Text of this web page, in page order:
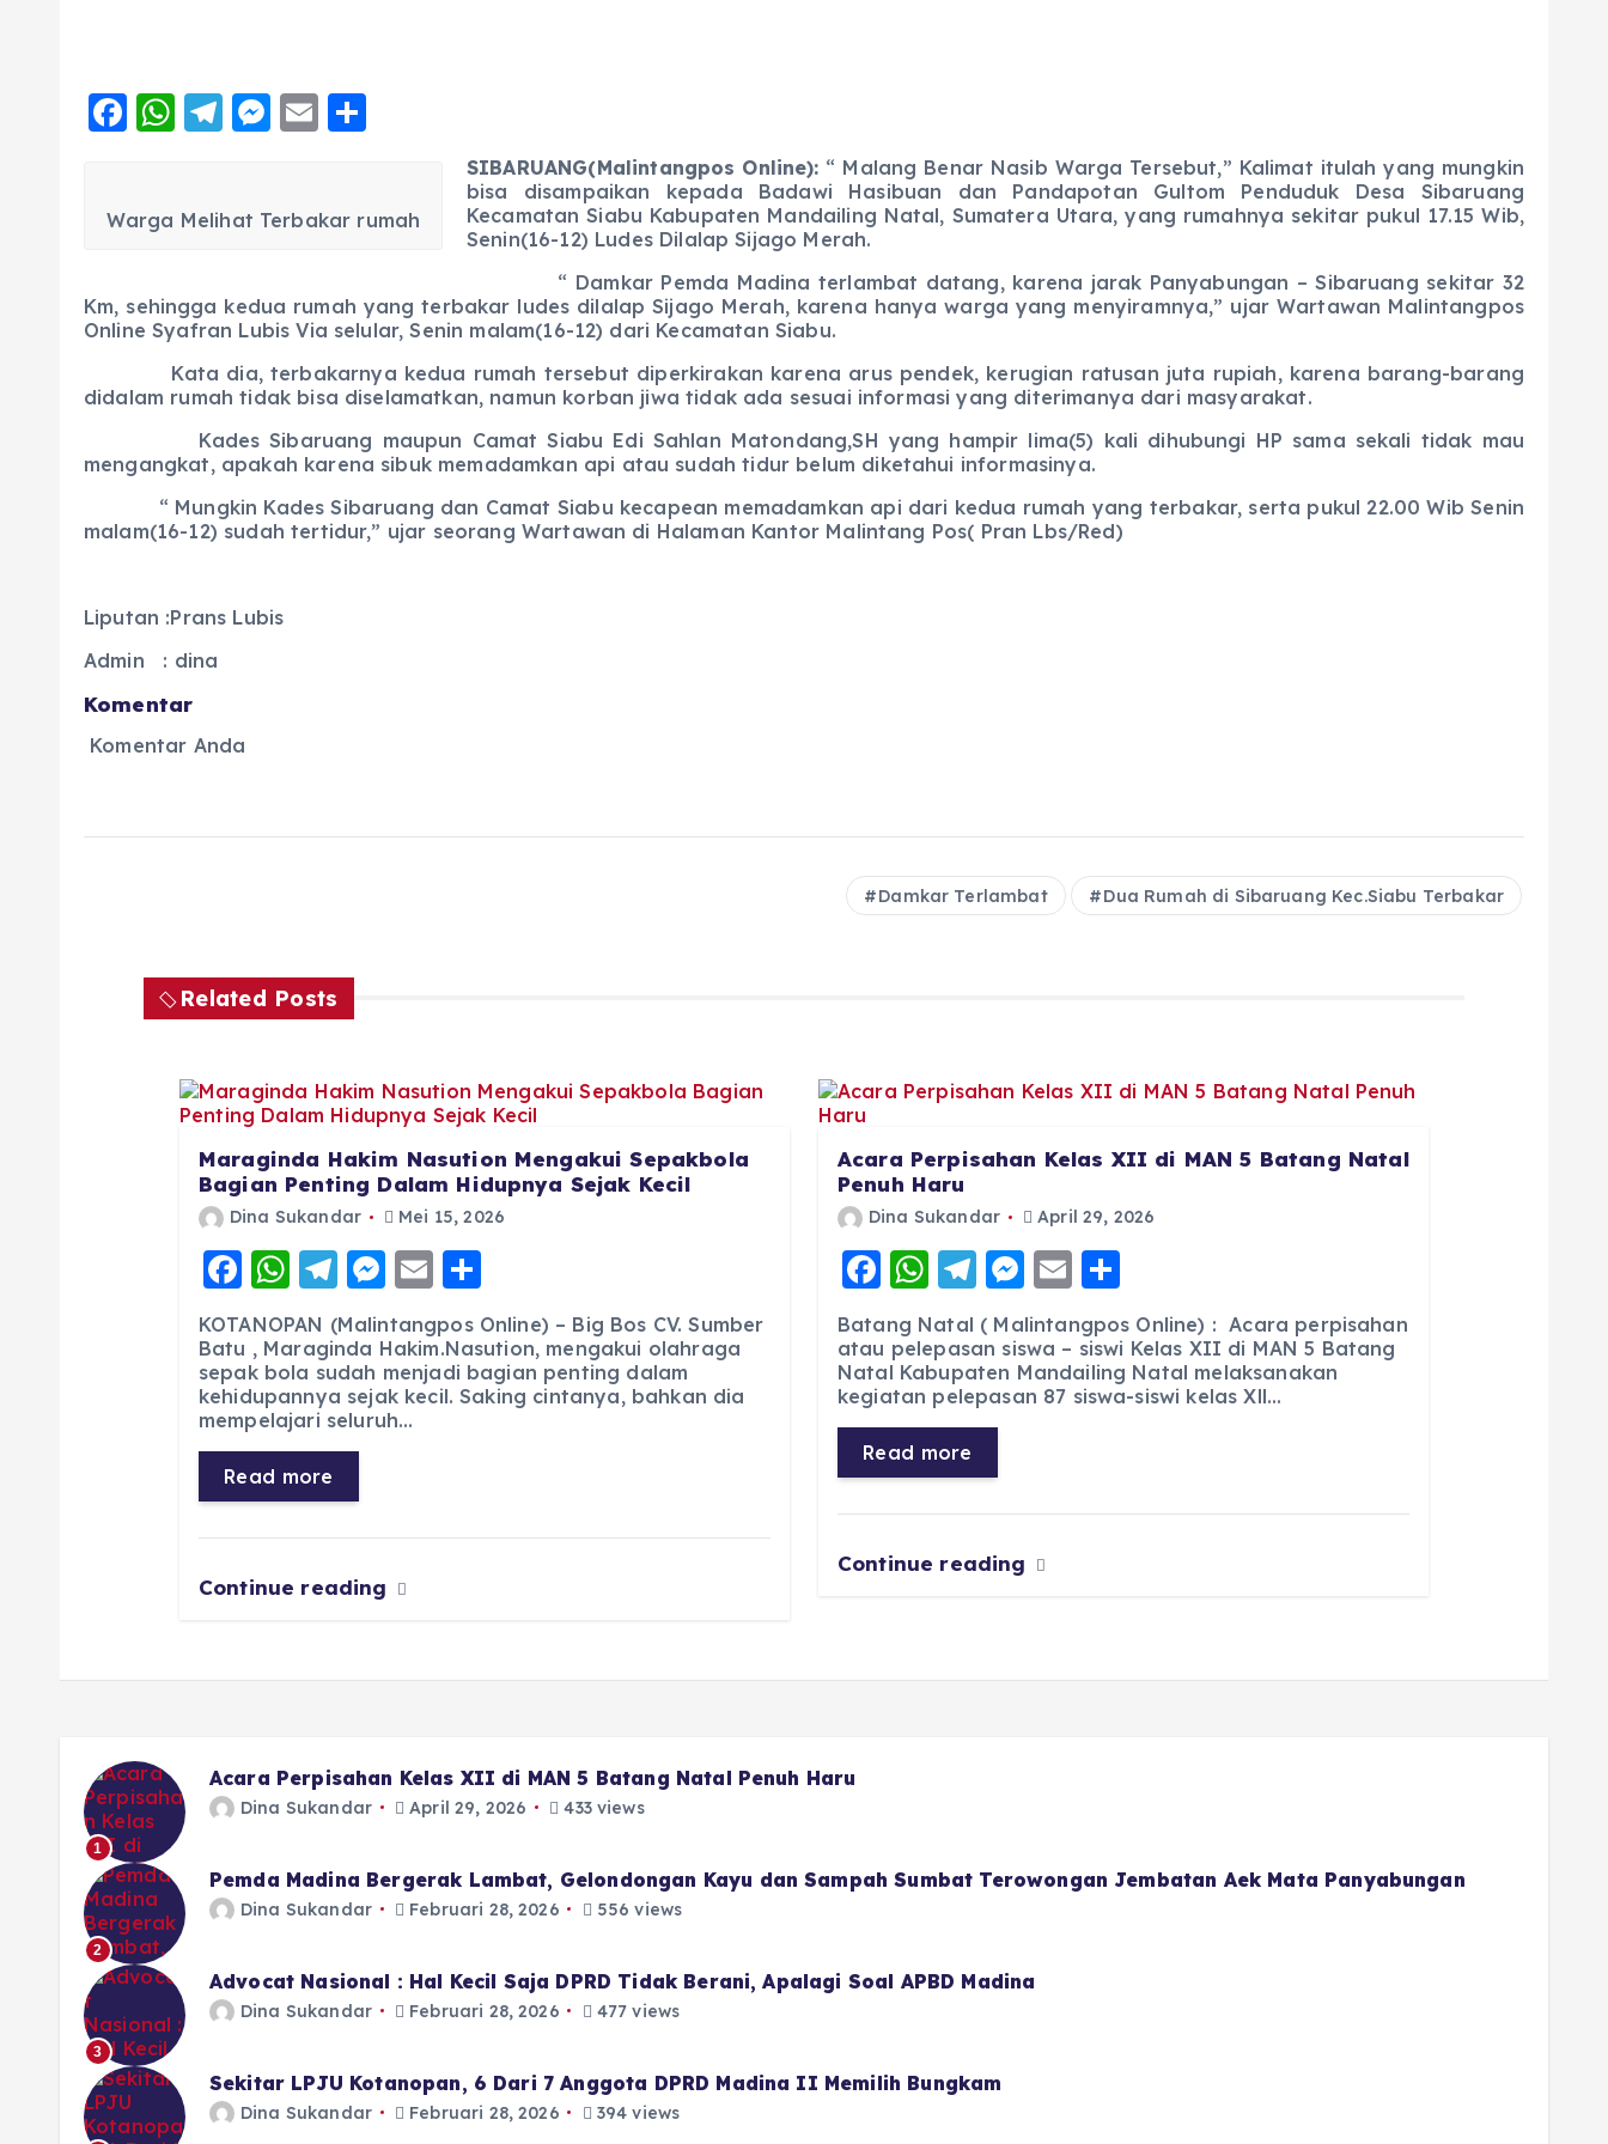
F
e
o
o
k
W
ts
p
p
T
g
a
m
M
e
g
er
E
l
re
Warga Melihat Terbakar rumah
SIBARUANG(Malintangpos Online): “ Malang Benar Nasib Warga Tersebut,” Kalimat itulah yang mungkin
bisa disampaikan kepada Badawi Hasibuan dan Pandapotan Gultom Penduduk Desa Sibaruang
Kecamatan Siabu Kabupaten Mandailing Natal, Sumatera Utara, yang rumahnya sekitar pukul 17.15 Wib,
Senin(16-12) Ludes Dilalap Sijago Merah.
“ Damkar Pemda Madina terlambat datang, karena jarak Panyabungan – Sibaruang sekitar 32
Km, sehingga kedua rumah yang terbakar ludes dilalap Sijago Merah, karena hanya warga yang menyiramnya,” ujar Wartawan Malintangpos
Online Syafran Lubis Via selular, Senin malam(16-12) dari Kecamatan Siabu.
Kata dia, terbakarnya kedua rumah tersebut diperkirakan karena arus pendek, kerugian ratusan juta rupiah, karena barang-barang
didalam rumah tidak bisa diselamatkan, namun korban jiwa tidak ada sesuai informasi yang diterimanya dari masyarakat.
Kades Sibaruang maupun Camat Siabu Edi Sahlan Matondang,SH yang hampir lima(5) kali dihubungi HP sama sekali tidak mau
mengangkat, apakah karena sibuk memadamkan api atau sudah tidur belum diketahui informasinya.
“ Mungkin Kades Sibaruang dan Camat Siabu kecapean memadamkan api dari kedua rumah yang terbakar, serta pukul 22.00 Wib Senin
malam(16-12) sudah tertidur,” ujar seorang Wartawan di Halaman Kantor Malintang Pos( Pran Lbs/Red)
Liputan :Prans Lubis
Admin : dina
Komentar
Komentar Anda
Damkar Terlambat Dua Rumah di Sibaruang Kec.Siabu Terbakar
Related Posts
Maraginda Hakim Nasution Mengakui Sepakbola
Bagian Penting Dalam Hidupnya Sejak Kecil
Dina Sukandar Mei 15, 2026
F
a
c
e
b
o
o
k
W
h
a
ts
A
p
p
T
el
e
g
r
a
m
M
e
ss
e
n
E
ai
l
h
a
re
KOTANOPAN (Malintangpos Online) – Big Bos CV. Sumber
Batu , Maraginda Hakim.Nasution, mengakui olahraga
sepak bola sudah menjadi bagian penting dalam
kehidupannya sejak kecil. Saking cintanya, bahkan dia
mempelajari seluruh…
Read more
Continue reading
Acara Perpisahan Kelas XII di MAN 5 Batang Natal
Penuh Haru
Dina Sukandar April 29, 2026
F
c
e
b
o
W
h
a
ts
A
p
T
el
e
g
r
M
e
ss
e
E
ai
l
h
a
re
Batang Natal ( Malintangpos Online) : Acara perpisahan
atau pelepasan siswa – siswi Kelas XII di MAN 5 Batang
Natal Kabupaten Mandailing Natal melaksanakan
kegiatan pelepasan 87 siswa-siswi kelas Xll…
Read more
Continue reading
1
Acara Perpisahan Kelas XII di MAN 5 Batang Natal Penuh Haru
Dina Sukandar April 29, 2026 433 views
2
Pemda Madina Bergerak Lambat, Gelondongan Kayu dan Sampah Sumbat Terowongan Jembatan Aek Mata Panyabungan
Dina Sukandar Februari 28, 2026 556 views
3
Advocat Nasional : Hal Kecil Saja DPRD Tidak Berani, Apalagi Soal APBD Madina
Dina Sukandar Februari 28, 2026 477 views
Sekitar LPJU Kotanopan, 6 Dari 7 Anggota DPRD Madina II Memilih Bungkam
Dina Sukandar Februari 28, 2026 394 views